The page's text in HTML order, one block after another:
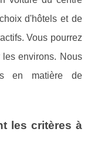
d'hôtels et de
Vous pourrez
environs. Nous
en matière de
les critères à